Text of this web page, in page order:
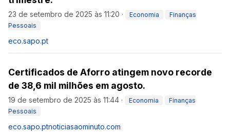
23 de setembro de 2025 às 11:20 · Economia
Finanças
Pessoais
eco.sapo.pt
Certificados de Aforro atingem novo recorde
de 38,6 mil milhões em agosto.
19 de setembro de 2025 às 11:44 · Economia
Finanças
Pessoais
eco.sapo.ptnoticiasaominuto.com